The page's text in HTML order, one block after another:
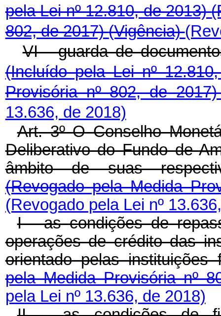
pela Lei nº 12.810, de 2013)
802, de 2017)(Vigência)
VI - guarda de
(Incluído pela Lei nº
Provisória nº 802, de
13.636, de 2018)
Art. 3º O Conselho
Deliberativo do Fundo de
âmbito de suas
(Revogado pela Medida
(Revogado pela Lei nº
I - as condições de
operações de crédito das
orientado pelas
pela Medida Provisória nº
pela Lei nº 13.636, de 2018)